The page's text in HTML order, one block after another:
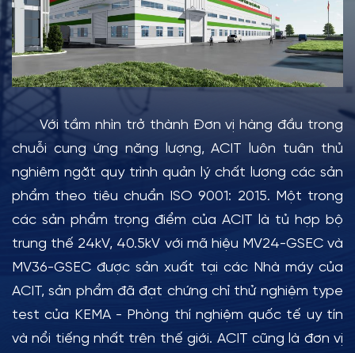
Với tầm nhìn trở thành Đơn vị hàng đầu trong
chuỗi cung ứng năng lượng, ACIT luôn tuân thủ
nghiêm ngặt quy trình quản lý chất lượng các sản
phẩm theo tiêu chuẩn ISO 9001: 2015. Một trong
các sản phẩm trọng điểm của ACIT là tủ hợp bộ
trung thế 24kV, 40.5kV với mã hiệu MV24-GSEC và
MV36-GSEC được sản xuất tại các Nhà máy của
ACIT, sản phẩm đã đạt chứng chỉ thử nghiệm type
test của KEMA - Phòng thí nghiệm quốc tế uy tín
và nổi tiếng nhất trên thế giới. ACIT cũng là đơn vị